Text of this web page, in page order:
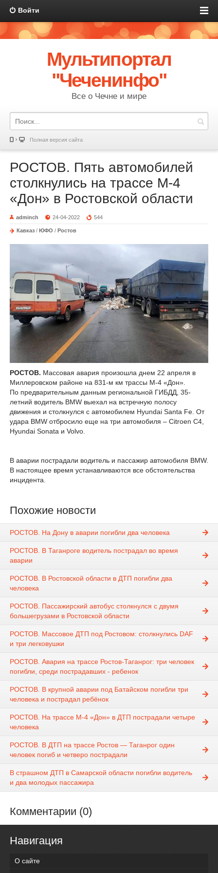
Войти
Мультипортал
"Чеченинфо"
Все о Чечне и мире
Полная версия сайта
РОСТОВ. Пять автомобилей
столкнулись на трассе М-4
«Дон» в Ростовской области
adminch 24-04-2022 544
Кавказ / ЮФО / Ростов
РОСТОВ. Массовая авария произошла днем 22 апреля в
Миллеровском районе на 831-м км трассы М-4 «Дон».
По предварительным данным региональной ГИБДД, 35-
летний водитель BMW выехал на встречную полосу
движения и столкнулся с автомобилем Hyundai Santa Fe. От
удара BMW отбросило еще на три автомобиля – Citroen C4,
Hyundai Sonata и Volvo.
В аварии пострадали водитель и пассажир автомобиля BMW.
В настоящее время устанавливаются все обстоятельства
инцидента.
Похожие новости
РОСТОВ. На Дону в аварии погибли два человека
РОСТОВ. В Таганроге водитель пострадал во время
аварии
РОСТОВ. В Ростовской области в ДТП погибли два
человека
РОСТОВ. Пассажирский автобус столкнулся с двумя
большегрузами в Ростовской области
РОСТОВ. Массовое ДТП под Ростовом: столкнулись DAF
и три легковушки
РОСТОВ. Авария на трассе Ростов-Таганрог: три человек
погибли, среди пострадавших - ребенок
РОСТОВ. В крупной аварии под Батайском погибли три
человека и пострадал ребёнок
РОСТОВ. На трассе М-4 «Дон» в ДТП пострадали четыре
человека
РОСТОВ. В ДТП на трассе Ростов — Таганрог один
человек погиб и четверо пострадали
В страшном ДТП в Самарской области погибли водитель
и два молодых пассажира
Комментарии (0)
Навигация
О сайте